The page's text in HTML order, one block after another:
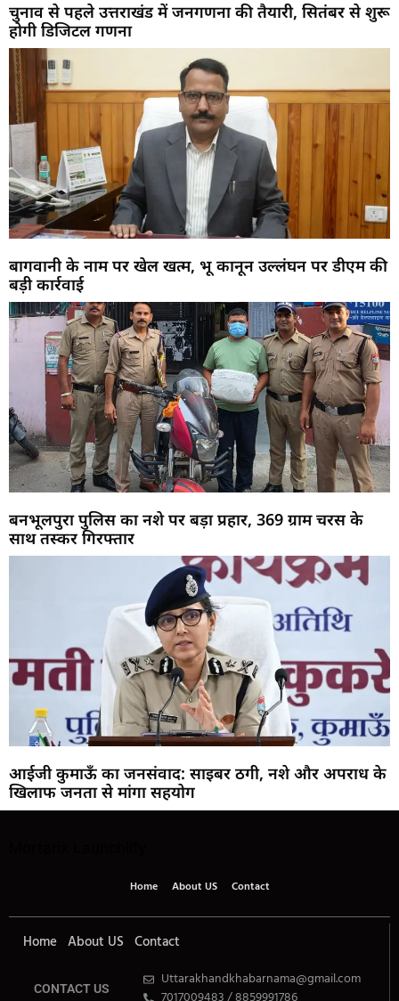
चुनाव से पहले उत्तराखंड में जनगणना की तैयारी, सितंबर से शुरू
होगी डिजिटल गणना
बागवानी के नाम पर खेल खत्म, भू कानून उल्लंघन पर डीएम की
बड़ी कार्रवाई
बनभूलपुरा पुलिस का नशे पर बड़ा प्रहार, 369 ग्राम चरस के
साथ तस्कर गिरफ्तार
आईजी कुमाऊँ का जनसंवाद: साइबर ठगी, नशे और अपराध के
खिलाफ जनता से मांगा सहयोग
Home About US Contact
Home About US Contact
CONTACT US
Uttarakhandkhabarnama@gmail.com